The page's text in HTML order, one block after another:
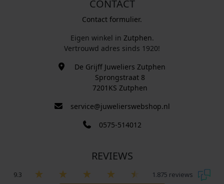
CONTACT
Contact formulier.
Eigen winkel in Zutphen.
Vertrouwd adres sinds 1920!
De Grijff Juweliers Zutphen
Sprongstraat 8
7201KS Zutphen
service@juwelierswebshop.nl
0575-514012
REVIEWS
9.3 1.875 reviews